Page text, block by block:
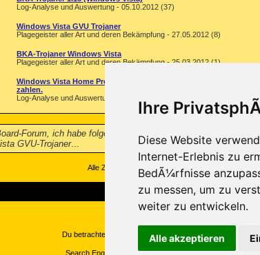
Ihre
Diese Website
Internet-Erlebnis zu
BedÃ¼rfnisse
zu messen, um zu
weiter zu entwickeln.
Alle akzeptieren
Log-Analyse und Auswertung - 05.10.2012 (37)
Windows Vista GVU Trojaner
Plagegeister aller Art und deren Bekämpfung - 27.05.2012 (8)
BKA-Trojaner Windows Vista
Plagegeister aller Art und deren Bekämpfung - 25.03.2012 (1)
Windows Vista Home Premium 32-Bit Trojaner Windows gesperrt
zahlen.
Log-Analyse und Auswertung - 23.01.2012 (1)
Forum, ich habe folgendes Problem mit dem Laptop
GVU-Trojaner...
Alle Zeitangaben in WEZ +1. Es ist jetzt
Du betrachtest: Windows Vista GVU-Trojaner auf
Search Engine Optimization by vBSEO ©2011, Crawlability,